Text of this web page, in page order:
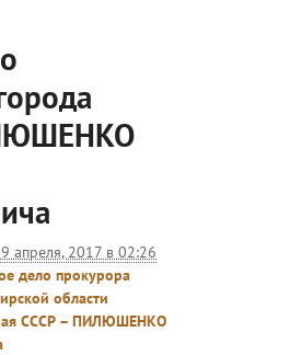
апреля, 2017 в 02:26
дело прокурора
области
СССР – ПИЛЮШЕНКО